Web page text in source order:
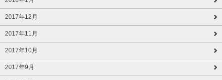
2017年12月
2017年11月
2017年10月
2017年9月